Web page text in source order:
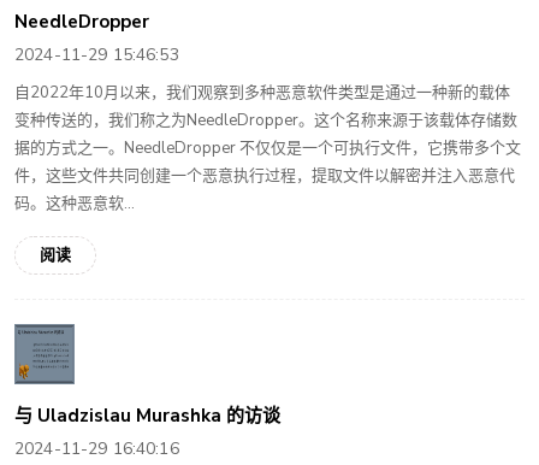
NeedleDropper
2024-11-29 15:46:53
自2022年10月以来，我们观察到多种恶意软件类型是通过一种新的载体
变种传送的，我们称之为NeedleDropper。这个名称来源于该载体存储数
据的方式之一。NeedleDropper 不仅仅是一个可执行文件，它携带多个文
件，这些文件共同创建一个恶意执行过程，提取文件以解密并注入恶意代
码。这种恶意软...
阅读
与 Uladzislau Murashka 的访谈
2024-11-29 16:40:16